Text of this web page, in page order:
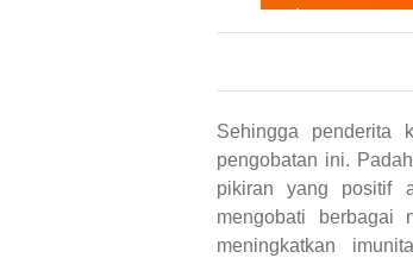
Sehingga penderita
pengobatan ini.
pikiran yang positif
mengobati berbagai
meningkatkan